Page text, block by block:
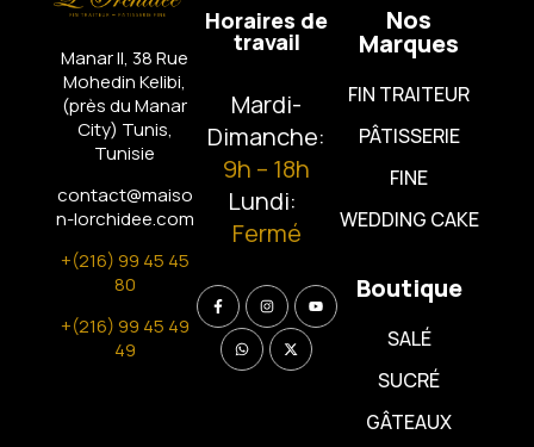
Manar II, 38 Rue
Mohedin Kelibi,
(près du Manar
City) Tunis,
Tunisie
contact@maiso
n-lorchidee.com
+(216) 99 45 45
80
+(216) 99 45 49
49
Nos
Marques
FIN TRAITEUR
PÂTISSERIE
FINE
WEDDING CAKE
Boutique
SALÉ
SUCRÉ
GÂTEAUX
Horaires de
travail
Mardi-
Dimanche:
9h – 18h
Lundi:
Fermé